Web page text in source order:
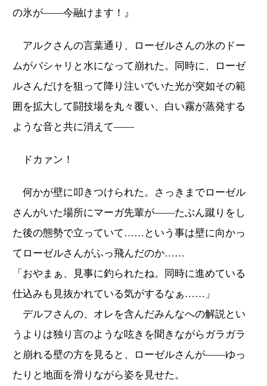
の氷が――今融けます！』
アルクさんの言葉通り、ローゼルさんの氷のドー
ムがバシャリと水になって崩れた。同時に、ローゼ
ルさんだけを狙って降り注いでいた光が突如その範
囲を拡大して闘技場を丸々覆い、白い霧が蒸発する
ような音と共に消えて――
ドカァン！
何かが壁に叩きつけられた。さっきまでローゼル
さんがいた場所にマーガ先輩が――たぶん蹴りをし
た後の態勢で立っていて……という事は壁に向かっ
てローゼルさんがふっ飛んだのか……
「おやまぁ、見事に釣られたね。同時に進めている
仕込みも見抜かれている気がするなぁ……」
デルフさんの、オレを含んだみんなへの解説とい
うよりは独り言のような呟きを聞きながらガラガラ
と崩れる壁の方を見ると、ローゼルさんが――ゆっ
たりと地面を滑りながら姿を見せた。